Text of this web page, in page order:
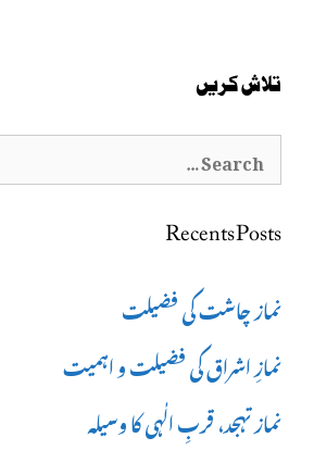
تلاش کریں
Search
Recents Posts
نماز چاشت کی فضیلت
نمازِ اشراق کی فضیلت و اہمیت
نماز تہجد، قربِ الٰہی کا وسیلہ